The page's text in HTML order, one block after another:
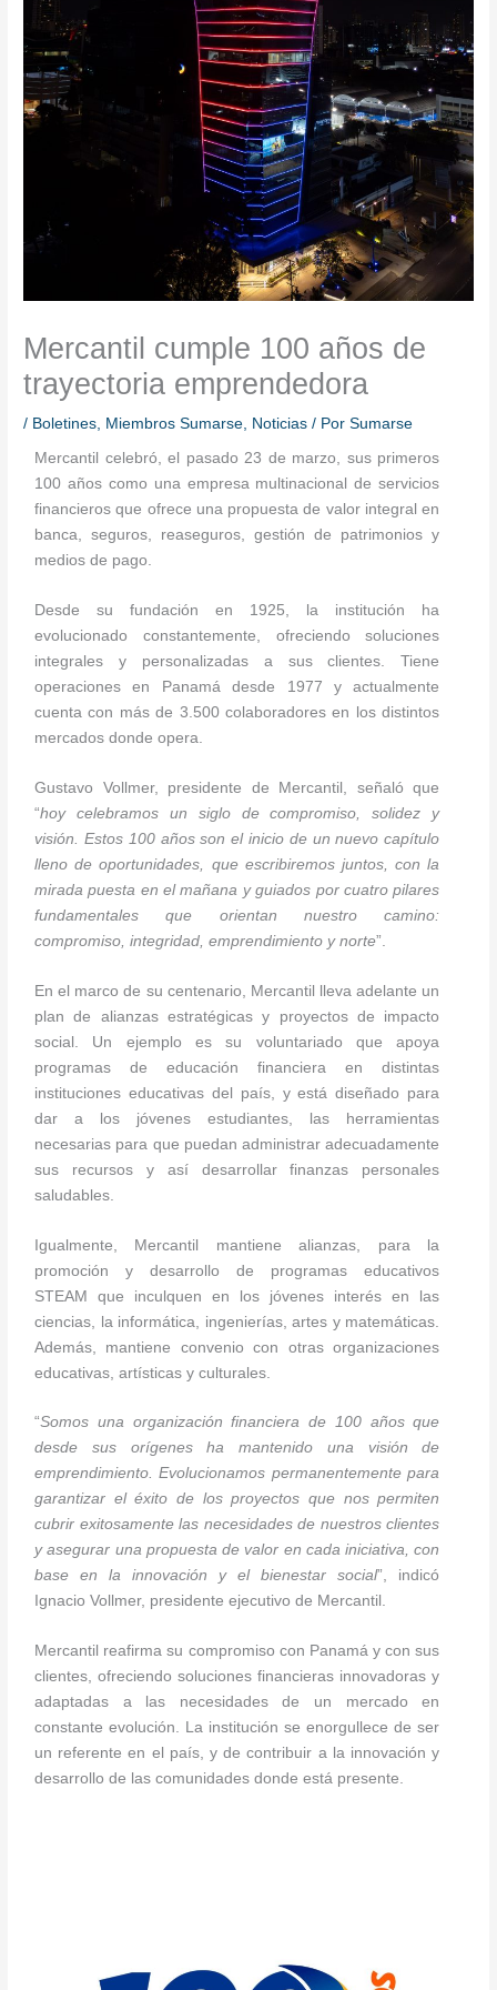
Mercantil cumple 100 años de
trayectoria emprendedora
/ Boletines, Miembros Sumarse, Noticias / PorSumarse
Mercantil celebró, el pasado 23 de marzo, sus primeros
100 años como una empresa multinacional de servicios
financieros que ofrece una propuesta de valor integral en
banca, seguros, reaseguros, gestión de patrimonios y
medios de pago.
Desde su fundación en 1925, la institución ha
evolucionado constantemente, ofreciendo soluciones
integrales y personalizadas a sus clientes. Tiene
operaciones en Panamá desde 1977 y actualmente
cuenta con más de 3.500 colaboradores en los distintos
mercados donde opera.
Gustavo Vollmer, presidente de Mercantil, señaló que
“hoy celebramos un siglo de compromiso, solidez y
visión. Estos 100 años son el inicio de un nuevo capítulo
lleno de oportunidades, que escribiremos juntos, con la
mirada puesta en el mañana y guiados por cuatro pilares
fundamentales que orientan nuestro camino:
compromiso, integridad, emprendimiento y norte”.
En el marco de su centenario, Mercantil lleva adelante un
plan de alianzas estratégicas y proyectos de impacto
social. Un ejemplo es su voluntariado que apoya
programas de educación financiera en distintas
instituciones educativas del país, y está diseñado para
dar a los jóvenes estudiantes, las herramientas
necesarias para que puedan administrar adecuadamente
sus recursos y así desarrollar finanzas personales
saludables.
Igualmente, Mercantil mantiene alianzas, para la
promoción y desarrollo de programas educativos
STEAM que inculquen en los jóvenes interés en las
ciencias, la informática, ingenierías, artes y matemáticas.
Además, mantiene convenio con otras organizaciones
educativas, artísticas y culturales.
“Somos una organización financiera de 100 años que
desde sus orígenes ha mantenido una visión de
emprendimiento. Evolucionamos permanentemente para
garantizar el éxito de los proyectos que nos permiten
cubrir exitosamente las necesidades de nuestros clientes
y asegurar una propuesta de valor en cada iniciativa, con
base en la innovación y el bienestar social”, indicó
Ignacio Vollmer, presidente ejecutivo de Mercantil.
Mercantil reafirma su compromiso con Panamá y con sus
clientes, ofreciendo soluciones financieras innovadoras y
adaptadas a las necesidades de un mercado en
constante evolución. La institución se enorgullece de ser
un referente en el país, y de contribuir a la innovación y
desarrollo de las comunidades donde está presente.